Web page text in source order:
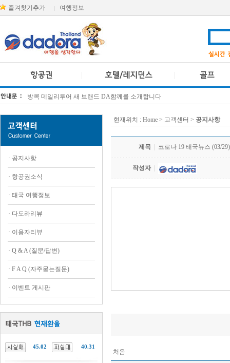
즐겨찾기추가 여행정보
방콕 데일리투어 새 브랜드 DA함께를 소개합니다
· 공지사항
· 항공권소식
· 태국 여행정보
· 다도라리뷰
· 이용자리뷰
· Q & A (질문/답변)
· F A Q (자주묻는질문)
· 이벤트 게시판
45.02 40.31
현재위치 : Home > 고객센터 > 공지사항
제목 코로나 19 태국뉴스 (03/29)
작성자
처음